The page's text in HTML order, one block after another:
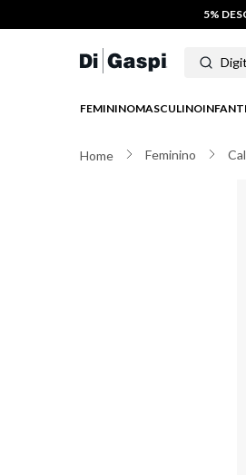
5%
Digite o
FEMININOMASCULINO
Feminino